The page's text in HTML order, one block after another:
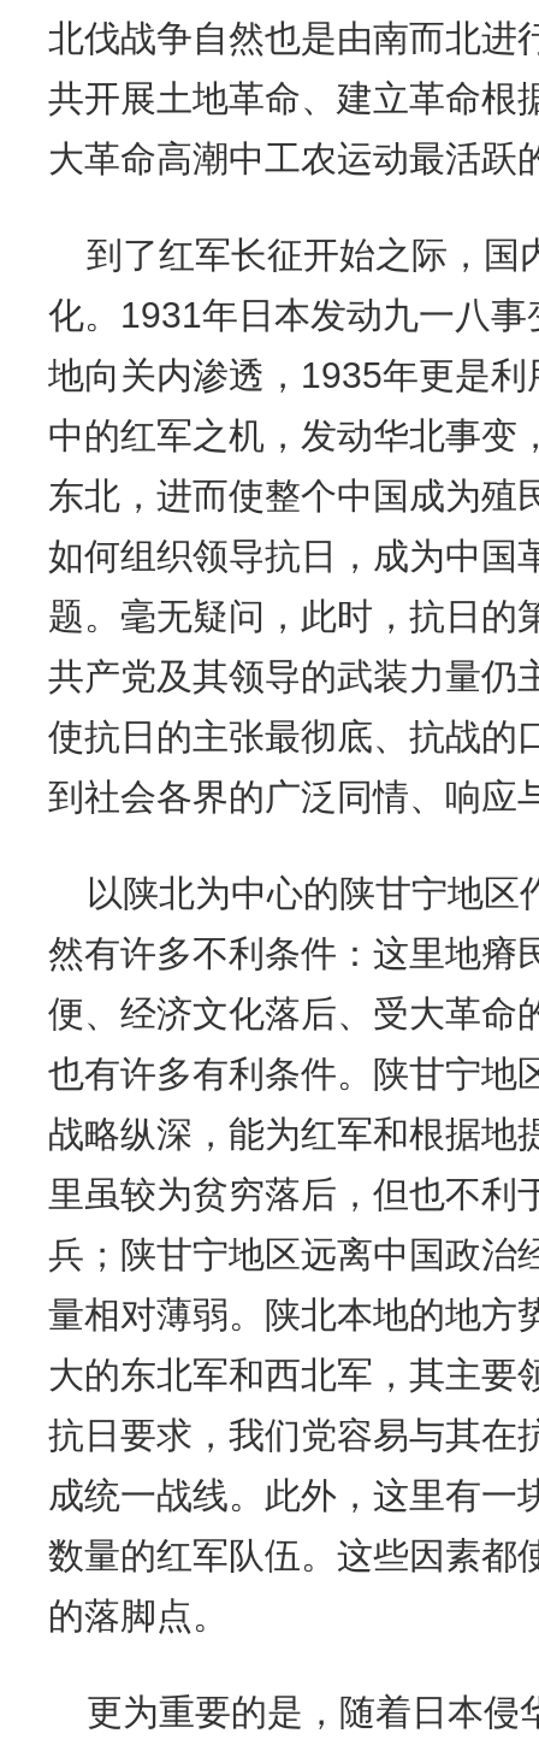
北伐战争自然也是由南而北进
共开展土地革命、建立革命根
大革命高潮中工农运动最活跃
到了红军长征开始之际，国
化。 1931年日本发动九一八
地向关内渗透，1935年更是利
中的红军之机，发动华北事变
东北，进而使整个中国成为殖
如何组织领导抗日，成为中国
题。毫无疑问，此时，抗日的
共产党及其领导的武装力量仍
使抗日的主张最彻底、抗战的
到社会各界的广泛同情、响应
以陕北为中心的陕甘宁地
然有许多不利条件：这里地瘠
便、经济文化落后、受大革命
也有许多有利条件。陕甘宁地
战略纵深，能为红军和根据地
里虽较为贫穷落后，但也不利
兵；陕甘宁地区远离中国政治
量相对薄弱。陕北本地的地方
大的东北军和西北军，其主要
抗日要求，我们党容易与其在
成统一战线。此外，这里有一
数量的红军队伍。这些因素都
的落脚点。
更为重要的是，随着日本侵